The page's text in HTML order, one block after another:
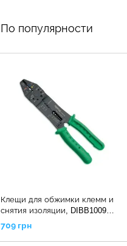
По популярности
Клещи для обжимки клемм и
снятия изоляции, DIBB1009
TOPTUL
709 грн